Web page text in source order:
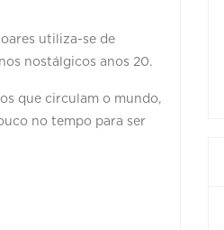
utiliza-se de
nostálgicos anos 20.
que circulam o mundo,
no tempo para ser